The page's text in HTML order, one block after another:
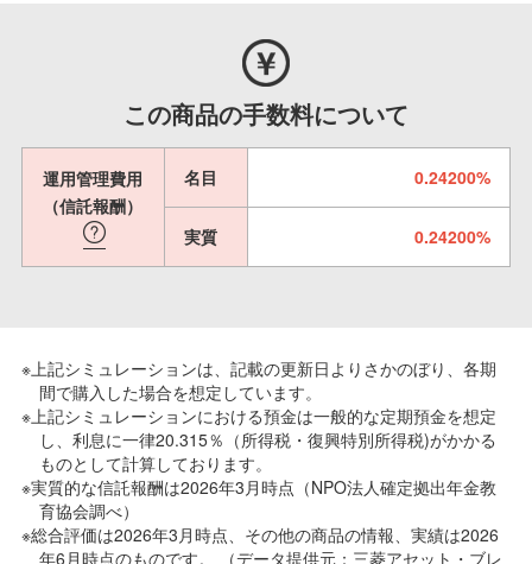
この商品の手数料について
運用管理費用
（信託報酬）
名目 0.24200%
実質 0.24200%
※上記シミュレーションは、記載の更新日よりさかのぼり、各期
間で購入した場合を想定しています。
※上記シミュレーションにおける預金は一般的な定期預金を想定
し、利息に一律20.315％（所得税・復興特別所得税)がかかる
ものとして計算しております。
※実質的な信託報酬は2026年3月時点（NPO法人確定拠出年金教
育協会調べ）
※総合評価は2026年3月時点、その他の商品の情報、実績は2026
年6月時点のものです。 （データ提供元：三菱アセット・ブレ